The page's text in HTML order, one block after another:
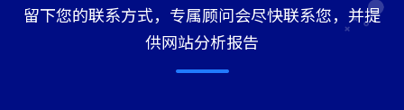
留下您的联系方式，专属顾问会尽快联系您，并提
供网站分析报告